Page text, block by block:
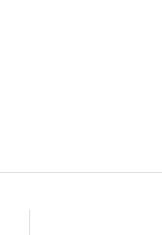
Buchfolie und